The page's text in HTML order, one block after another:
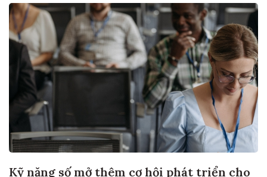
Kỹ năng số mở thêm cơ hội phát triển cho